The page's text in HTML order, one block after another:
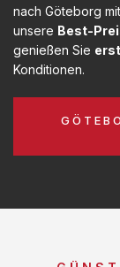
nach Göteborg
unsere Best-
genießen Sie
Konditionen.